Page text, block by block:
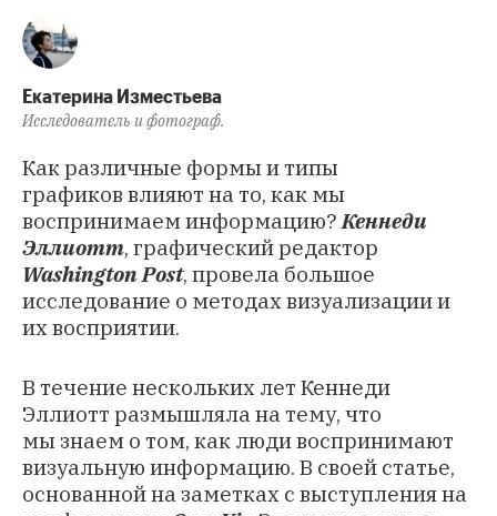
Екатерина Изместьева
Исследователь и фотограф.
Как различные формы и типы
графиков влияют на то, как мы
воспринимаем информацию?Кеннеди
Эллиотт, графический редактор
Washington Post, провела большое
исследование о методах визуализации и
их восприятии.
В течение нескольких лет Кеннеди
Эллиотт размышляла на тему, что
мы знаем о том, как люди воспринимают
визуальную информацию. В своей статье,
основанной на заметках с выступления на